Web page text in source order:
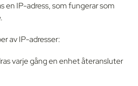
en IP-adress, som fungerar som
av IP-adresser:
varje gång en enhet återansluter